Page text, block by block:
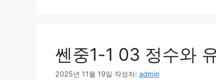
쎈중1-1 03 정수와
2025년 11월 19일 작성자: admin